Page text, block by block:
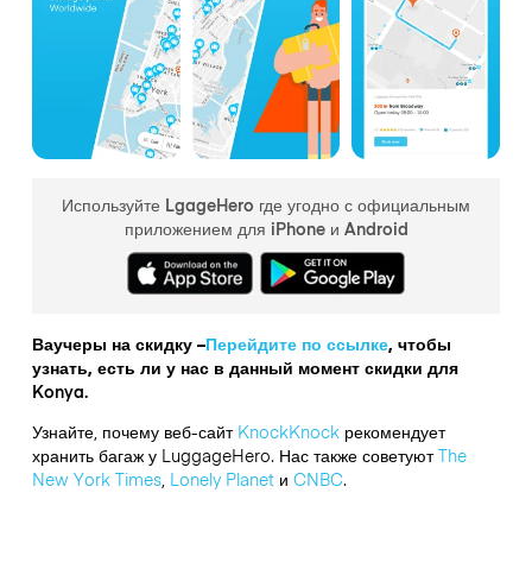
Используйте LgageHero где угодно с официальным
приложением для iPhone и Android
Ваучеры на скидку –Перейдите по ссылке, чтобы
узнать, есть ли у нас в данный момент скидки для
Konya.
Узнайте, почему веб-сайт KnockKnockрекомендует
хранить багаж у LuggageHero. Нас также советуютThe
New York Times, Lonely Planetи CNBC.